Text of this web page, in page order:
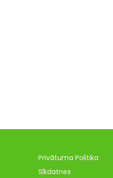
Privātuma Politika
Sīkdatnes